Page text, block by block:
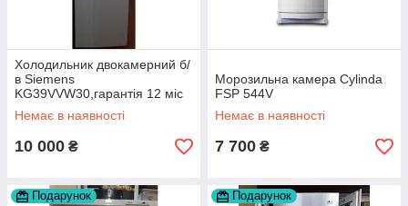
Холодильник двокамерний б/
в Siemens
KG39VVW30,гарантія 12 міс
Немає в наявності
10 000 ₴
Морозильна камера Cylinda
FSP 544V
Немає в наявності
7 700 ₴
Подарунок Подарунок